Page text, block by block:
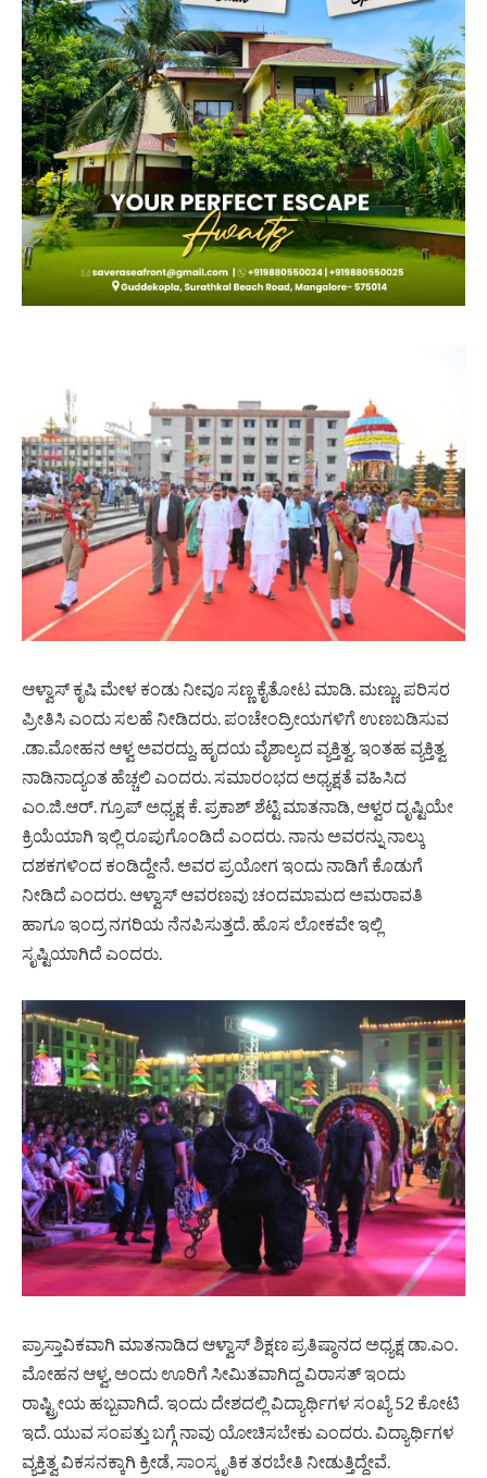
ಆಳ್ವಾಸ್ ಕೃಷಿ ಮೇಳ ಕಂಡು ನೀವೂ ಸಣ್ಣ ಕೈತೋಟ ಮಾಡಿ. ಮಣ್ಣು, ಪರಿಸರ
ಪ್ರೀತಿಸಿ ಎಂದು ಸಲಹೆ ನೀಡಿದರು. ಪಂಚೇಂದ್ರೀಯಗಳಿಗೆ ಉಣಬಡಿಸುವ
.ಡಾ.ಮೋಹನ ಆಳ್ವ ಅವರದ್ದು, ಹೃದಯ ವೈಶಾಲ್ಯದ ವ್ಯಕ್ತಿತ್ವ. ಇಂತಹ ವ್ಯಕ್ತಿತ್ವ
ನಾಡಿನಾದ್ಯಂತ ಹೆಚ್ಚಲಿ ಎಂದರು. ಸಮಾರಂಭದ ಅಧ್ಯಕ್ಷತೆ ವಹಿಸಿದ
ಎಂ.ಜಿ.ಆರ್. ಗ್ರೂಪ್ ಅಧ್ಯಕ್ಷ ಕೆ. ಪ್ರಕಾಶ್ ಶೆಟ್ಟಿ ಮಾತನಾಡಿ, ಆಳ್ವರ ದೃಷ್ಟಿಯೇ
ಕ್ರಿಯೆಯಾಗಿ ಇಲ್ಲಿ ರೂಪುಗೊಂಡಿದೆ ಎಂದರು. ನಾನು ಅವರನ್ನು ನಾಲ್ಕು
ದಶಕಗಳಿಂದ ಕಂಡಿದ್ದೇನೆ. ಅವರ ಪ್ರಯೋಗ ಇಂದು ನಾಡಿಗೆ ಕೊಡುಗೆ
ನೀಡಿದೆ ಎಂದರು. ಆಳ್ವಾಸ್ ಆವರಣವು ಚಂದಮಾಮದ ಅಮರಾವತಿ
ಹಾಗೂ ಇಂದ್ರ ನಗರಿಯ ನೆನಪಿಸುತ್ತದೆ. ಹೊಸ ಲೋಕವೇ ಇಲ್ಲಿ
ಸೃಷ್ಟಿಯಾಗಿದೆ ಎಂದರು.
ಪ್ರಾಸ್ತಾವಿಕವಾಗಿ ಮಾತನಾಡಿದ ಆಳ್ವಾಸ್ ಶಿಕ್ಷಣ ಪ್ರತಿಷ್ಠಾನದ ಅಧ್ಯಕ್ಷ ಡಾ.ಎಂ.
ಮೋಹನ ಆಳ್ವ, ಅಂದು ಊರಿಗೆ ಸೀಮಿತವಾಗಿದ್ದ ವಿರಾಸತ್ ಇಂದು
ರಾಷ್ಟ್ರೀಯ ಹಬ್ಬವಾಗಿದೆ. ಇಂದು ದೇಶದಲ್ಲಿ ವಿದ್ಯಾರ್ಥಿಗಳ ಸಂಖ್ಯೆ 52 ಕೋಟಿ
ಇದೆ. ಯುವ ಸಂಪತ್ತು ಬಗ್ಗೆ ನಾವು ಯೋಚಿಸಬೇಕು ಎಂದರು. ವಿದ್ಯಾರ್ಥಿಗಳ
ವ್ಯಕ್ತಿತ್ವ ವಿಕಸನಕ್ಕಾಗಿ ಕ್ರೀಡೆ, ಸಾಂಸ್ಕೃತಿಕ ತರಬೇತಿ ನೀಡುತ್ತಿದ್ದೇವೆ.